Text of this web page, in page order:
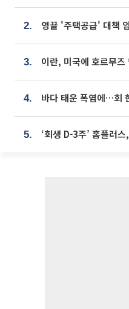
2.
3.
4. 바다 태운 폭염에…회
5.